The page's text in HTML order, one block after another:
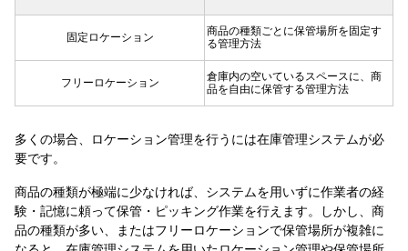
固定ロケーション
商品の種類ごとに保管場所を固定す
る管理方法
フリーロケーション
倉庫内の空いているスペースに、商
品を自由に保管する管理方法
多くの場合、ロケーション管理を行うには在庫管理システムが必
要です。
商品の種類が極端に少なければ、システムを用いずに作業者の経
験・記憶に頼って保管・ピッキング作業を行えます。しかし、商
品の種類が多い、またはフリーロケーションで保管場所が複雑に